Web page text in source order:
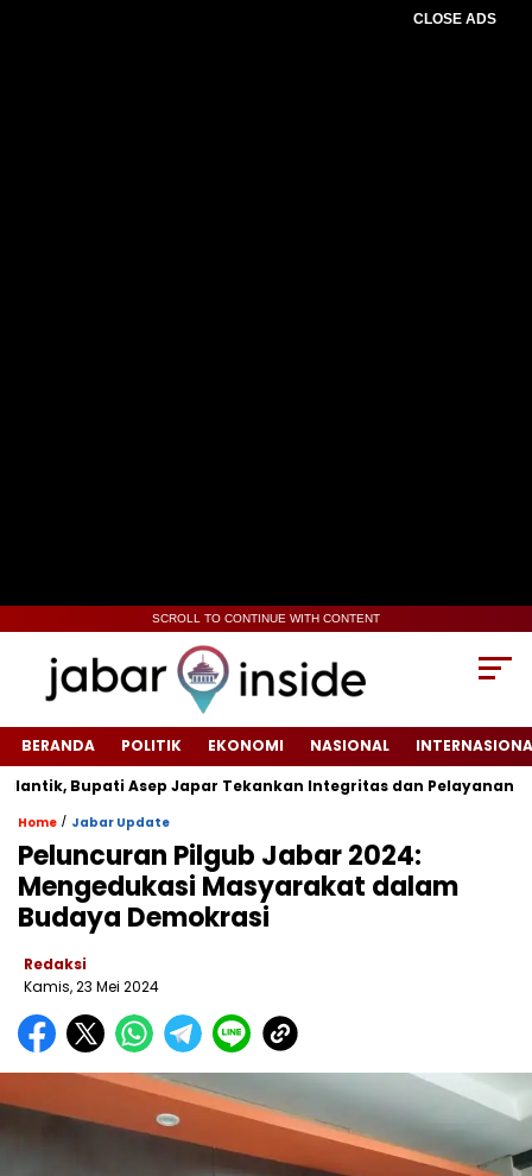
CLOSE ADS
SCROLL TO CONTINUE WITH CONTENT
BERANDA POLITIK EKONOMI NASIONAL
Bupati Asep Japar Tekankan Integritas dan Pelayanan Publik
Home / Jabar Update
Peluncuran Pilgub Jabar 2024:
Mengedukasi Masyarakat dalam
Budaya Demokrasi
Redaksi
Kamis, 23 Mei 2024